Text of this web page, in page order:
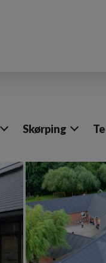
Skørping